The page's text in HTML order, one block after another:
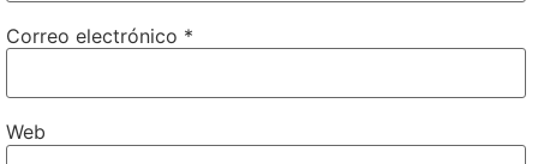
Correo electrónico *
Web